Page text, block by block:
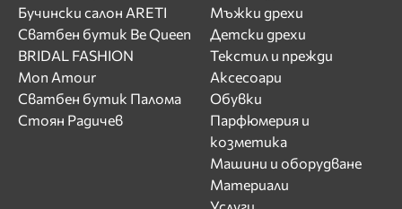
Бучински салон ARETI
Сватбен бутик Be Queen
BRIDAL FASHION
Mon Amour
Сватбен бутик Палома
Стоян Радичев
Мъжки дрехи
Детски дрехи
Текстил и прежди
Аксесоари
Обувки
Парфюмерия и
козметика
Машини и оборудване
Материали
Услуги